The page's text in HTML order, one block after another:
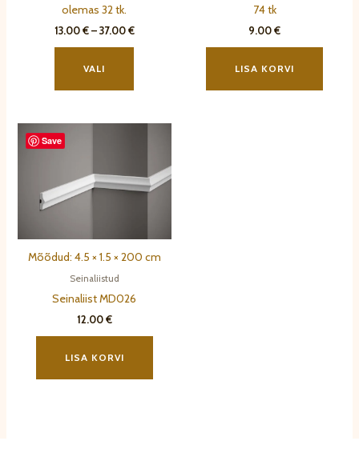
olemas 32 tk.
13.00 € – 37.00 €Hinnavahemik:
VALI
Sellel
on
varianti.
teha
74 tk
9.00€
LISA KORVI
Save
Mõõdud: 4.5 × 1.5 × 200 cm
Seinaliistud
Seinaliist MD026
12.00 €
LISA KORVI